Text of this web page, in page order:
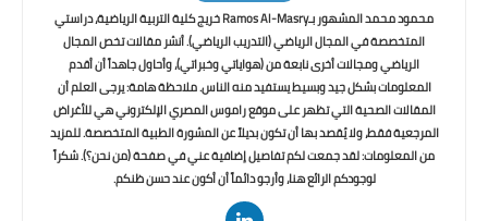
محمود محمد المشهور بـRamos Al-Masry خريج كلية التربية الرياضية، دراستي
المتخصصة في المجال الرياضي (التدريب الرياضي). أنشر مقالات تخص المجال
الرياضي ومجالات أخرى نابعة من (هواياتي وخبراتي)، وأحاول جاهداً أن أقدم
المعلومات بشكل جيد وبسيط يستفيد منه الناس. ملاحظة هامة: يرجى العلم أن
المقالات الصحية التي تظهر على موقع راموس المصري الإلكتروني هي للأغراض
المرجعية فقط، ولا يُقصد بها أن تكون بديلاً عن المشورة الطبية المتخصصة. للمزيد
من المعلومات: لقد جمعت لكم تفاصيل إضافية عني في صفحة (من نحن؟). شكراً
لوجودكم الرائع هنا، وأرجو دائماً أن أكون عند حسن ظنكم.